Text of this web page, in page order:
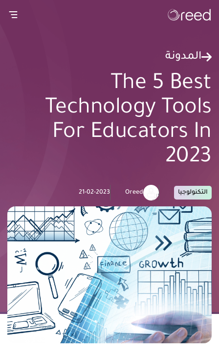
المدونة
The 5 Best
Technology Tools
For Educators In
2023
التكنولوجيا Oreed
21-02-2023